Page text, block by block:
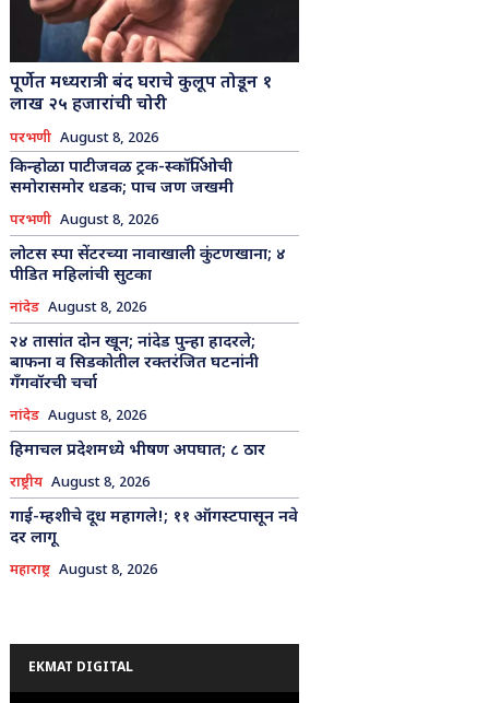
पूर्णेत मध्यरात्री बंद घराचे कुलूप तोडून १
लाख २५ हजारांची चोरी
परभणी August 8, 2026
किन्होळा पाटीजवळ ट्रक-स्कॉर्पिओची
समोरासमोर धडक; पाच जण जखमी
परभणी August 8, 2026
लोटस स्पा सेंटरच्या नावाखाली कुंटणखाना; ४
पीडित महिलांची सुटका
नांदेड August 8, 2026
२४ तासांत दोन खून; नांदेड पुन्हा हादरले;
बाफना व सिडकोतील रक्तरंजित घटनांनी
गँगवॉरची चर्चा
नांदेड August 8, 2026
हिमाचल प्रदेशमध्ये भीषण अपघात; ८ ठार
राष्ट्रीय August 8, 2026
गाई-म्हशीचे दूध महागले!; ११ ऑगस्टपासून नवे
दर लागू
महाराष्ट्र August 8, 2026
EKMAT DIGITAL